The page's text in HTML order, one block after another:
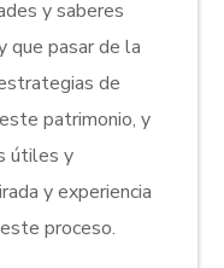
y saberes
que pasar de la
de
patrimonio, y
útiles y
y experiencia
proceso.